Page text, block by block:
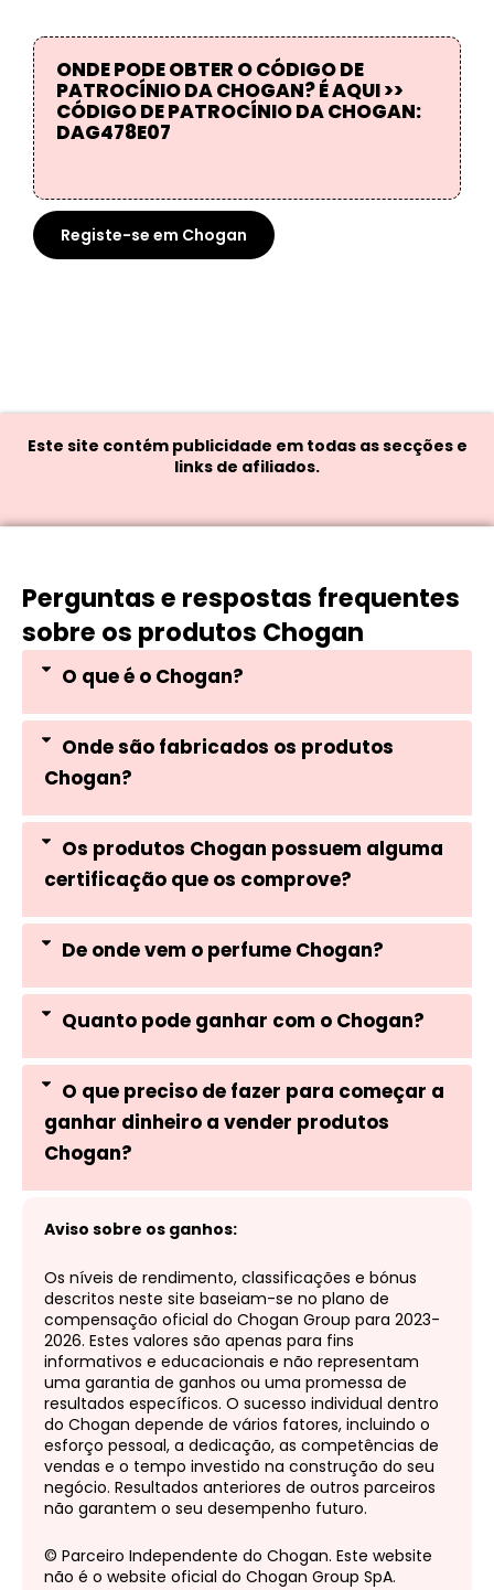
ONDE PODE OBTER O CÓDIGO DE
PATROCÍNIO DA CHOGAN? É AQUI >>
CÓDIGO DE PATROCÍNIO DA CHOGAN:
DAG478E07
Registe-se em Chogan
Este site contém publicidade em todas as secções e
links de afiliados.
Perguntas e respostas frequentes
sobre os produtos Chogan
O que é o Chogan?
Onde são fabricados os produtos
Chogan?
Os produtos Chogan possuem alguma
certificação que os comprove?
De onde vem o perfume Chogan?
Quanto pode ganhar com o Chogan?
O que preciso de fazer para começar a
ganhar dinheiro a vender produtos
Chogan?
Aviso sobre os ganhos:
Os níveis de rendimento, classificações e bónus
descritos neste site baseiam-se no plano de
compensação oficial do Chogan Group para 2023-
2026. Estes valores são apenas para fins
informativos e educacionais e não representam
uma garantia de ganhos ou uma promessa de
resultados específicos. O sucesso individual dentro
do Chogan depende de vários fatores, incluindo o
esforço pessoal, a dedicação, as competências de
vendas e o tempo investido na construção do seu
negócio. Resultados anteriores de outros parceiros
não garantem o seu desempenho futuro.
© Parceiro Independente do Chogan. Este website
não é o website oficial do Chogan Group SpA.